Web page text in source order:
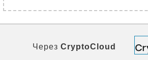
Через CryptoCloud